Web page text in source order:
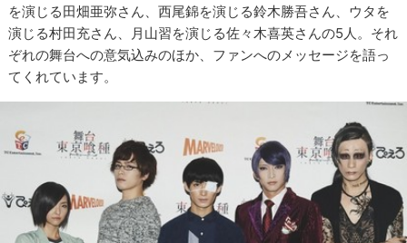
を演じる田畑亜弥さん、西尾錦を演じる鈴木勝吾さん、ウタを
演じる村田充さん、月山習を演じる佐々木喜英さんの5人。それ
ぞれの舞台への意気込みのほか、ファンへのメッセージを語っ
てくれています。